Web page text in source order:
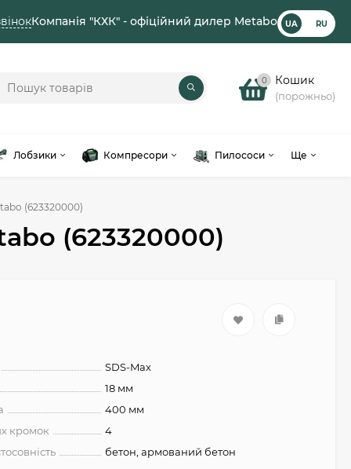
Компанія "КХК" - офіційний дилер Metabo UA RU
0 Кошик
(порожньо)
Лобзики Компресори Пилососи Ще
(623320000)
(623320000)
SDS-Max
18 мм
400 мм
кромок
4
бетон, армований бетон